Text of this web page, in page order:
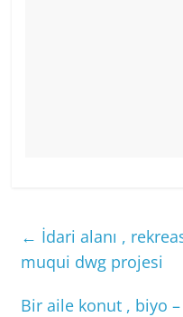
← İdari alanı ,
muqui dwg projesi
Bir aile konut , biyo